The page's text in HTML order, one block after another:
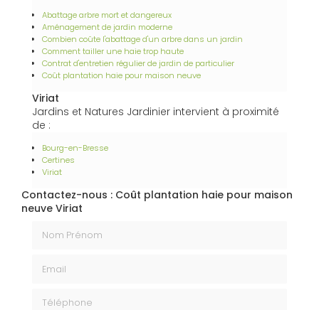
Abattage arbre mort et dangereux
Aménagement de jardin moderne
Combien coûte l'abattage d'un arbre dans un jardin
Comment tailler une haie trop haute
Contrat d'entretien régulier de jardin de particulier
Coût plantation haie pour maison neuve
Viriat
Jardins et Natures Jardinier intervient à proximité
de :
Bourg-en-Bresse
Certines
Viriat
Contactez-nous : Coût plantation haie pour maison
neuve Viriat